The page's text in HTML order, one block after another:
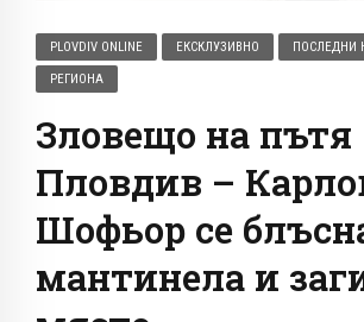
PLOVDIV ONLINE ЕКСКЛУЗИВНО ПОСЛЕДНИ
РЕГИОНА
Зловещо на пътя
Пловдив –
Шофьор се
мантинела и